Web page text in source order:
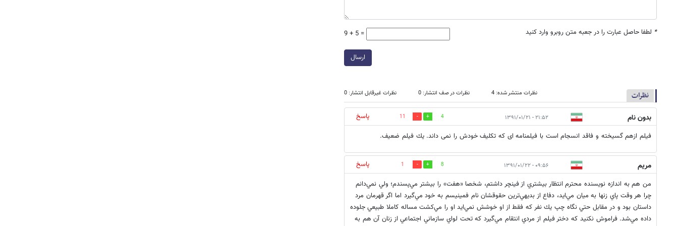
* لطفا حاصل عبارت را در جعبه متن روبرو وارد کنید 9 + 5 =
ارسال
نظرات نظرات منتشر شده: 4 نظرات در صف انتشار: 0 نظرات غیرقابل انتشار: 0
بدون نام ۲۱:۵۲ - ۱۳۹۱/۰۱/۲۱ 4
11
پاسخ
فيلم ازهم گسيخته و فاقد انسجام است با فيلمنامه اى كه تكليف خودش را نمى داند. يك فيلم ضعيف.
مريم ۰۹:۵۶ - ۱۳۹۱/۰۱/۲۲ 8
1
پاسخ
من هم به اندازه نويسنده محترم انتظار بيشتري از فينچر داشتم، شخصا «هفت» را بيشتر مي‌پسندم؛ ولي نمي‌دانم
چرا هر وقت پاي زنها به ميان مي‌ايد، دفاع از بديهي‌ترين حقوقشان نام فمينيسم به خود مي‌گيرد اما اگر قهرمان مرد
داستان بود و در‌ مقابل حتي نگاه چپ يك نفر كه فقط از او خوشش نمي‌ايد او را مي‌كشت مساله كاملا طبيعي جلوده
داده مي‌شد. فراموش نكنيد كه دختر فيلم از مردي انتقام مي‌گيرد كه تحت لواي سازماني اجتماعي از زنان آن هم به